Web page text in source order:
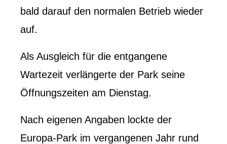
bald darauf den normalen Betrieb wieder
auf.
Als Ausgleich für die entgangene
Wartezeit verlängerte der Park seine
Öffnungszeiten am Dienstag.
Nach eigenen Angaben lockte der
Europa-Park im vergangenen Jahr rund